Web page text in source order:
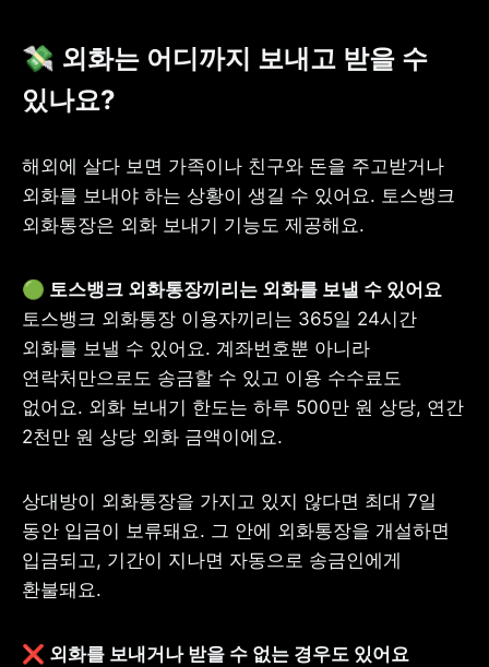
💸 외화는 어디까지 보내고 받을 수
있나요?
해외에 살다 보면 가족이나 친구와 돈을 주고받거나
외화를 보내야 하는 상황이 생길 수 있어요. 토스뱅크
외화통장은 외화 보내기 기능도 제공해요.
토스뱅크 외화통장 이용자끼리는 365일 24시간
외화를 보낼 수 있어요. 계좌번호뿐 아니라
연락처만으로도 송금할 수 있고 이용 수수료도
없어요. 외화 보내기 한도는 하루 500만 원 상당, 연간
2천만 원 상당 외화 금액이에요.
상대방이 외화통장을 가지고 있지 않다면 최대 7일
동안 입금이 보류돼요. 그 안에 외화통장을 개설하면
입금되고, 기간이 지나면 자동으로 송금인에게
환불돼요.